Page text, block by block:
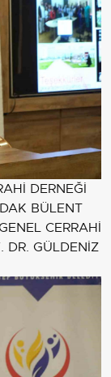
DERNEĞİ
BÜLENT
CERRAHİ
DR. GÜLDENİZ